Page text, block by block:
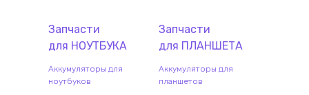
Запчасти
для НОУТБУКА
Аккумуляторы для
ноутбуков
Запчасти
для ПЛАНШЕТА
Аккумуляторы для
планшетов